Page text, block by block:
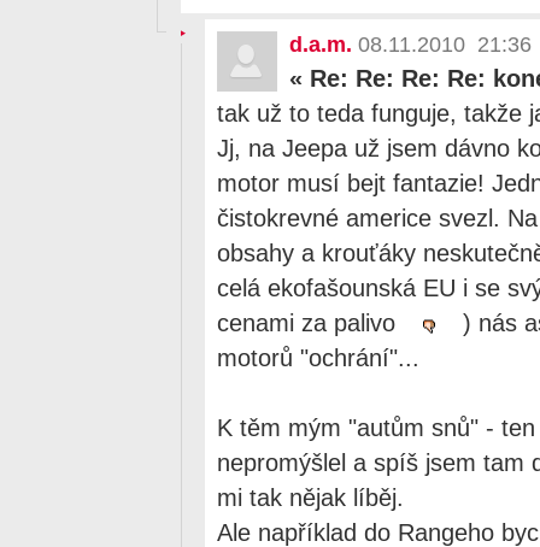
d.a.m. 08.11.2010 21:36
« Re: Re: Re: Re:
tak už to teda funguje, takže
Jj, na Jeepa už jsem dávno
motor musí bejt fantazie!
čistokrevné americe svezl.
obsahy a krouťáky
celá ekofašounská EU i se
cenami za palivo
) nás
motorů "ochrání"...
K těm mým "autům snů" -
nepromýšlel a spíš jsem tam
mi tak nějak líběj.
Ale například do Rangeho